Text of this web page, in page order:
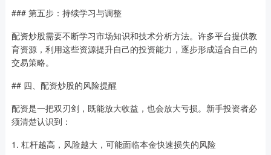
### 第五步：持续学习与调整
配资炒股需要不断学习市场知识和技术分析方法。许多平台提供教
育资源，利用这些资源提升自己的投资能力，逐步形成适合自己的
交易策略。
## 四、配资炒股的风险提醒
配资是一把双刃剑，既能放大收益，也会放大亏损。新手投资者必
须清楚认识到：
1. 杠杆越高，风险越大，可能面临本金快速损失的风险